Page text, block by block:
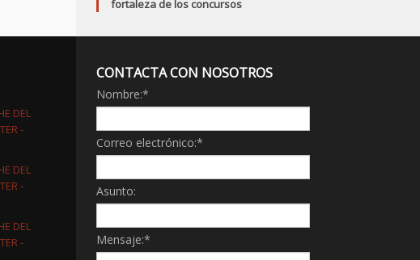
fortaleza de los concursos
CONTACTA CON NOSOTROS
Nombre:*
Correo electrónico:*
Asunto:
Mensaje:*